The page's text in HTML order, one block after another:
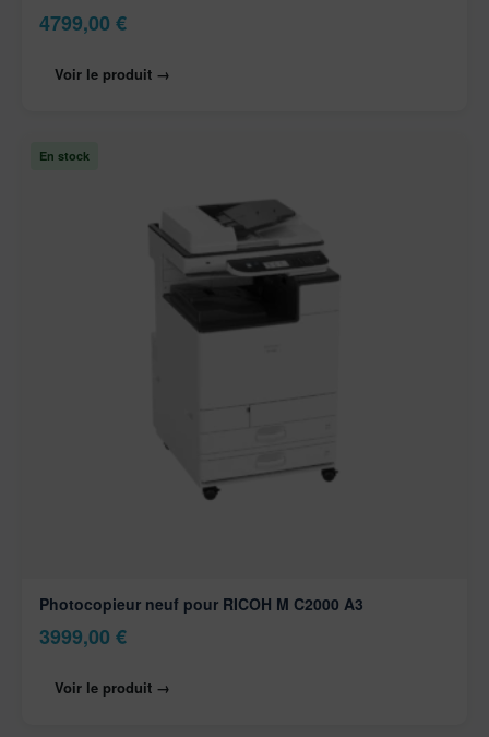
4799,00 €
Voir le produit →
En stock
Photocopieur neuf pour RICOH M C2000 A3
3999,00 €
Voir le produit →